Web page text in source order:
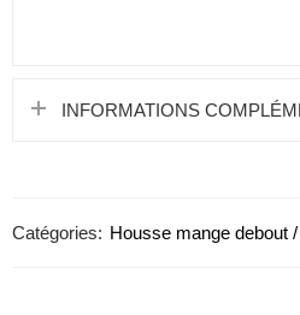
INFORMATIONS
Catégories: Housse mange debout